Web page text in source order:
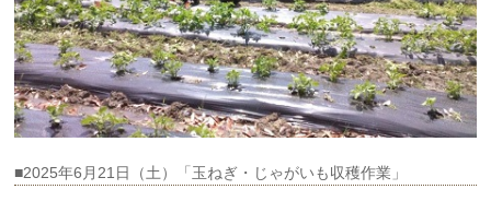
■2025年6月21日（土）「玉ねぎ・じゃがいも収穫作業」